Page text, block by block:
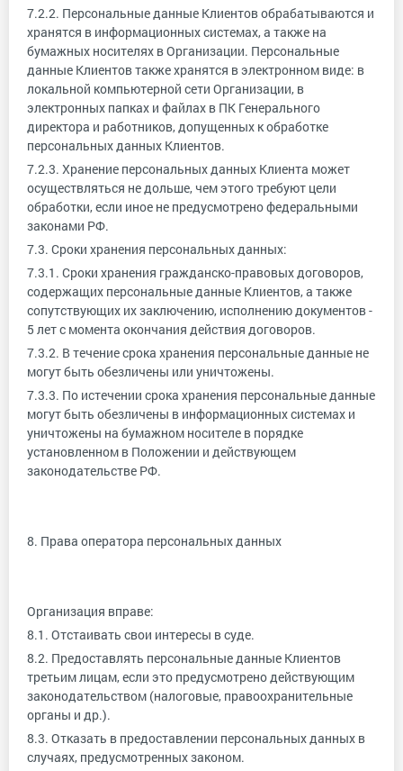
7.2.2. Персональные данные Клиентов обрабатываются и
хранятся в информационных системах, а также на
бумажных носителях в Организации. Персональные
данные Клиентов также хранятся в электронном виде: в
локальной компьютерной сети Организации, в
электронных папках и файлах в ПК Генерального
директора и работников, допущенных к обработке
персональных данных Клиентов.
7.2.3. Хранение персональных данных Клиента может
осуществляться не дольше, чем этого требуют цели
обработки, если иное не предусмотрено федеральными
законами РФ.
7.3. Сроки хранения персональных данных:
7.3.1. Сроки хранения гражданско-правовых договоров,
содержащих персональные данные Клиентов, а также
сопутствующих их заключению, исполнению документов -
5 лет с момента окончания действия договоров.
7.3.2. В течение срока хранения персональные данные не
могут быть обезличены или уничтожены.
7.3.3. По истечении срока хранения персональные данные
могут быть обезличены в информационных системах и
уничтожены на бумажном носителе в порядке
установленном в Положении и действующем
законодательстве РФ.
8. Права оператора персональных данных
Организация вправе:
8.1. Отстаивать свои интересы в суде.
8.2. Предоставлять персональные данные Клиентов
третьим лицам, если это предусмотрено действующим
законодательством (налоговые, правоохранительные
органы и др.).
8.3. Отказать в предоставлении персональных данных в
случаях, предусмотренных законом.